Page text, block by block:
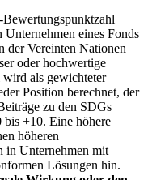
eines Fonds
der Vereinten Nationen
oder hochwertige
als gewichteter
Position berechnet, der
zu den SDGs
+10. Eine höhere
höheren
in Unternehmen mit
Lösungen hin.